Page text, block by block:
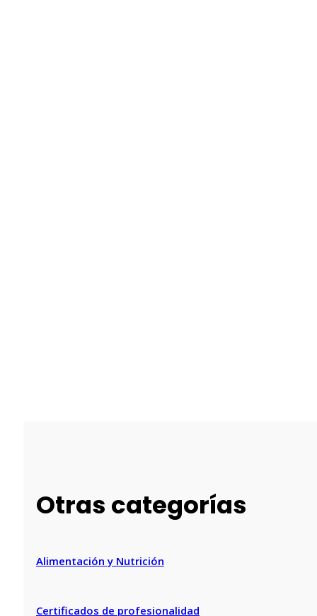
Otras categorías
Alimentación y Nutrición
Certificados de profesionalidad